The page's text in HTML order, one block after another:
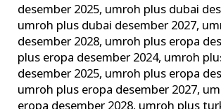
desember 2025, umroh plus dubai
umroh plus dubai desember 2027,
desember 2028, umroh plus eropa
plus eropa desember 2024, umroh
desember 2025, umroh plus eropa
umroh plus eropa desember 2027,